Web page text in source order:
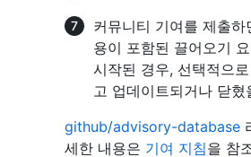
커뮤니티 기여를 제출하
용이 포함된 끌어오기
시작된 경우, 선택적으
고 업데이트되거나 닫
github/advisory-database
세한 내용은 기여 지침을 참